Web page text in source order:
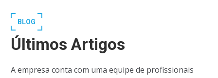
BLOG
Últimos Artigos
A empresa conta com uma equipe de profissionais